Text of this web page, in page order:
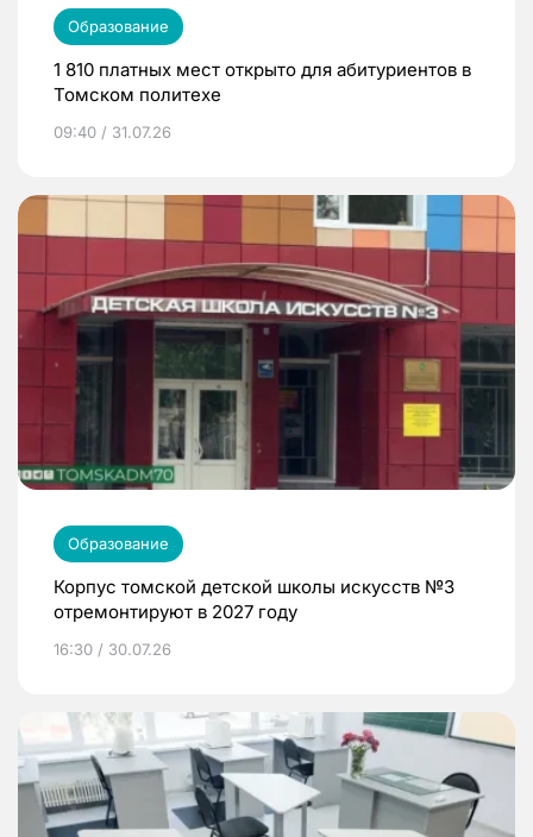
Образование
1 810 платных мест открыто для абитуриентов в
Томском политехе
09:40 / 31.07.26
Образование
Корпус томской детской школы искусств №3
отремонтируют в 2027 году
16:30 / 30.07.26